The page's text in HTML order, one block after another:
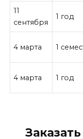
11
сентября
1 год
4 марта 1
4 марта 1 год